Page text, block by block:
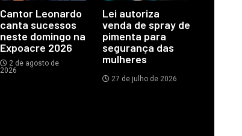
Cantor Leonardo
canta sucessos
neste domingo na
Expoacre 2026
2 de agosto de
2026
Lei autoriza
venda de spray de
pimenta para
segurança das
mulheres
27 de julho de 2026